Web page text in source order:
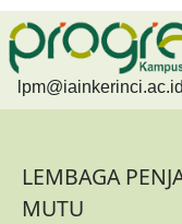
Skip to main content
lpm@iainkerinci.ac.id
LEMBAGA
MUTU